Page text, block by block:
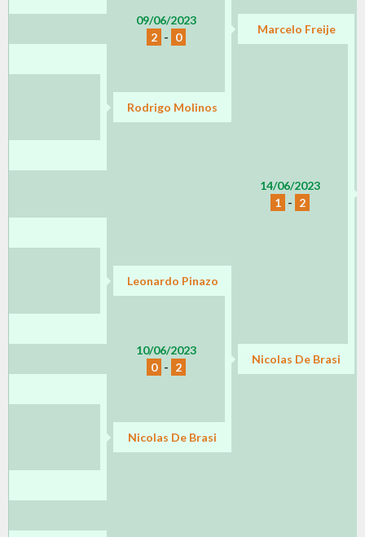
09/06/2023
2 - 0
Marcelo Freije
14/06/2023
1 - 2
Rodrigo Molinos
Leonardo Pinazo
10/06/2023
0 - 2
Nicolas De Brasi
Nicolas De Brasi